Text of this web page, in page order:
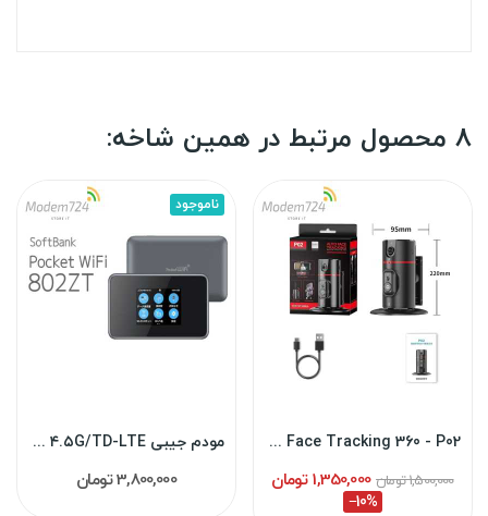
8 محصول مرتبط در همین شاخه:
ناموجود
مودم جیبی ۴.۵G/TD-LTE مدل ZTE Pocket WiFi 802ZT
3,800,000 تومان
Auto Face Tracking 360 - P02
1,500,000 تومان 1,350,000 تومان
‎−10%